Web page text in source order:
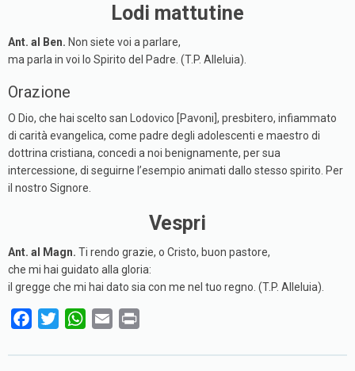
Lodi mattutine
Ant. al Ben. Non siete voi a parlare,
ma parla in voi lo Spirito del Padre. (T.P. Alleluia).
Orazione
O Dio, che hai scelto san Lodovico [Pavoni], presbitero, infiammato
di carità evangelica, come padre degli adolescenti e maestro di
dottrina cristiana, concedi a noi benignamente, per sua
intercessione, di seguirne l’esempio animati dallo stesso spirito. Per
il nostro Signore.
Vespri
Ant. al Magn. Ti rendo grazie, o Cristo, buon pastore,
che mi hai guidato alla gloria:
il gregge che mi hai dato sia con me nel tuo regno. (T.P. Alleluia).
c
i
W
a
a
i